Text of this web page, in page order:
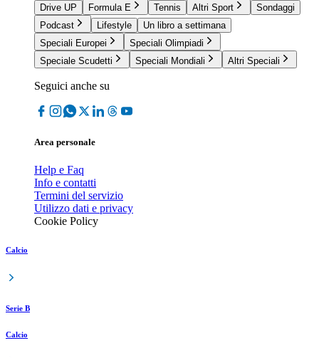
Drive UP
Formula E Tennis Altri Sport
Sondaggi
Podcast
Lifestyle
Un libro a settimana
Speciali Europei
Speciali Olimpiadi
Speciale Scudetti
Speciali Mondiali Altri Speciali
Seguici anche su
Area personale
Help e Faq
Info e contatti
Termini del servizio
Utilizzo dati e privacy
Cookie Policy
Calcio
Serie B
Calcio